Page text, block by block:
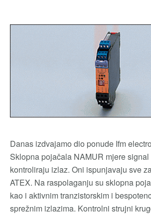
Danas izdvajamo dio ponude Ifm
Sklopna pojačala NAMUR mjere signal
kontroliraju izlaz. Oni ispunjavaju sve
ATEX. Na raspolaganju su sklopna
kao i aktivnim tranzistorskim i
sprežnim izlazima. Kontrolni strujni